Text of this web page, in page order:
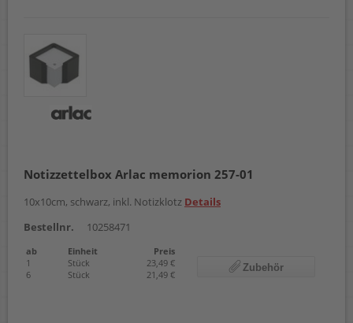
Notizzettelbox Arlac memorion 257-01
10x10cm, schwarz, inkl. Notizklotz Details
Bestellnr.
10258471
ab Einheit
Preis
1
Stück
23,49 €
6
Stück 21,49 €
Zubehör